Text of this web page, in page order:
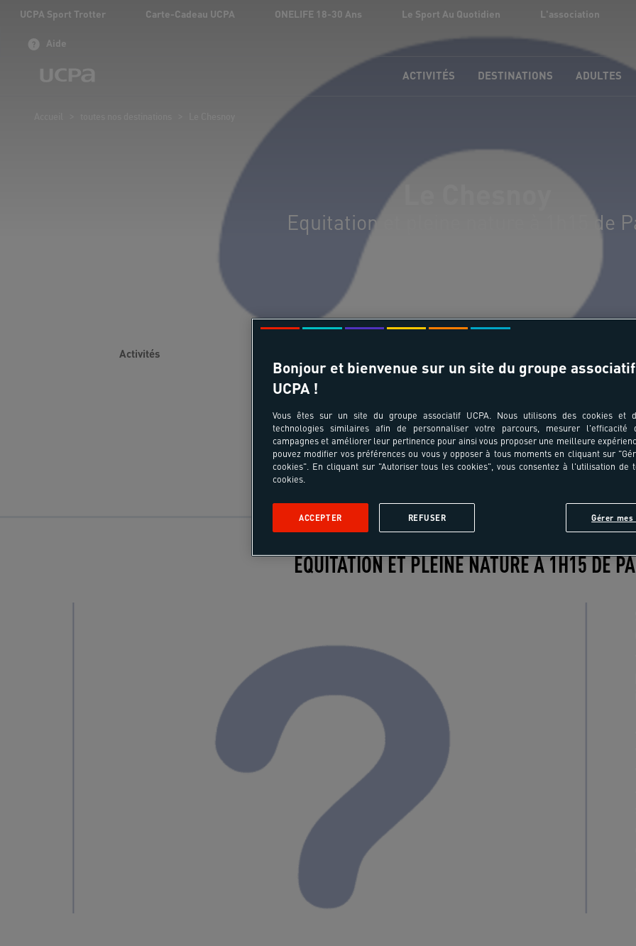
UCPA Sport Trotter Carte-Cadeau UCPA ONELIFE 18-30 Ans Le Sport Au Quotidien L'association
Aide
ACTIVITÉS DESTINATIONS ADULTES
Le Chesnoy
Equitation et pleine nature à 1h15 de
EQUITATION ET PLEINE NATURE À 1H15 DE
Bonjour et bienvenue sur un site du groupe associatif
UCPA !
Vous êtes sur un site du groupe associatif UCPA. Nous utilisons des cookies et
technologies similaires afin de personnaliser votre parcours, mesurer l'efficacité
campagnes et améliorer leur pertinence pour ainsi vous proposer une meilleure
pouvez modifier vos préférences ou vous y opposer à tous moments en cliquant sur
cookies". En cliquant sur "Autoriser tous les cookies", vous consentez à l'utilisation de
cookies.
Gérer mes
REFUSER
ACCEPTER